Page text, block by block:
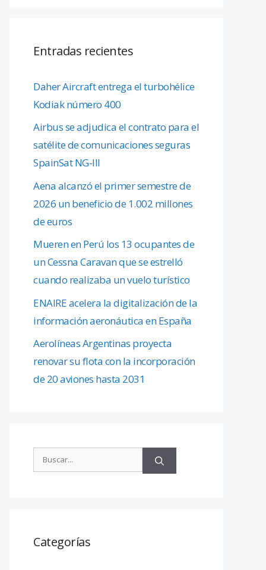
Entradas recientes
Daher Aircraft entrega el turbohélice
Kodiak número 400
Airbus se adjudica el contrato para el
satélite de comunicaciones seguras
SpainSat NG-III
Aena alcanzó el primer semestre de
2026 un beneficio de 1.002 millones
de euros
Mueren en Perú los 13 ocupantes de
un Cessna Caravan que se estrelló
cuando realizaba un vuelo turístico
ENAIRE acelera la digitalización de la
información aeronáutica en España
Aerolíneas Argentinas proyecta
renovar su flota con la incorporación
de 20 aviones hasta 2031
Categorías